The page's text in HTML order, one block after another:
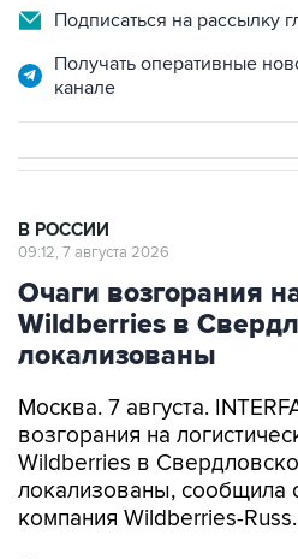
Получать оперативные
Очаги возгорания на
Wildberries в
локализованы
Москва. 7 августа.
Wildberries в
локализованы, сообщила
компания Wildberries-Russ.
Большинство товаров на